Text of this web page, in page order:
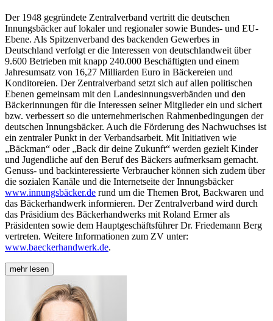
Der 1948 gegründete Zentralverband vertritt die deutschen
Innungsbäcker auf lokaler und regionaler sowie Bundes- und EU-
Ebene. Als Spitzenverband des backenden Gewerbes in
Deutschland verfolgt er die Interessen von deutschlandweit über
9.600 Betrieben mit knapp 240.000 Beschäftigten und einem
Jahresumsatz von 16,27 Milliarden Euro in Bäckereien und
Konditoreien. Der Zentralverband setzt sich auf allen politischen
Ebenen gemeinsam mit den Landesinnungsverbänden und den
Bäckerinnungen für die Interessen seiner Mitglieder ein und sichert
bzw. verbessert so die unternehmerischen Rahmenbedingungen der
deutschen Innungsbäcker. Auch die Förderung des Nachwuchses ist
ein zentraler Punkt in der Verbandsarbeit. Mit Initiativen wie
„Bäckman“ oder „Back dir deine Zukunft“ werden gezielt Kinder
und Jugendliche auf den Beruf des Bäckers aufmerksam gemacht.
Genuss- und backinteressierte Verbraucher können sich zudem über
die sozialen Kanäle und die Internetseite der Innungsbäcker
www.innungsbäcker.de rund um die Themen Brot, Backwaren und
das Bäckerhandwerk informieren. Der Zentralverband wird durch
das Präsidium des Bäckerhandwerks mit Roland Ermer als
Präsidenten sowie dem Hauptgeschäftsführer Dr. Friedemann Berg
vertreten. Weitere Informationen zum ZV unter:
www.baeckerhandwerk.de.
mehr lesen